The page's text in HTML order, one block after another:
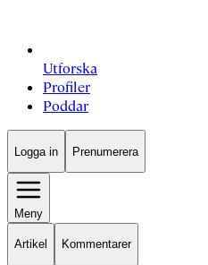
Utforska
Profiler
Poddar
Logga in Prenumerera
Meny
Artikel Kommentarer